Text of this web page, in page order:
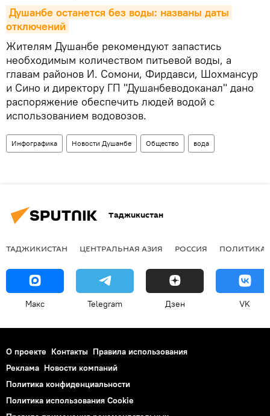
Душанбе останется без воды: названы даты
отключений
Жителям Душанбе рекомендуют запастись
необходимым количеством питьевой воды, а
главам районов И. Сомони, Фирдавси, Шохмансур
и Сино и директору ГП "Душанбеводоканал" дано
распоряжение обеспечить людей водой с
использованием водовозов.
Инфографика Новости Душанбе Общество вода
Таджикистан
ТАДЖИКИСТАН ЦЕНТРАЛЬНАЯ АЗИЯ РОССИЯ ПОЛИТИКА
Макс Telegram Дзен VK
О проекте Контакты Правила использования
Реклама Новости компаний
Политика конфиденциальности
Политика использования Cookie